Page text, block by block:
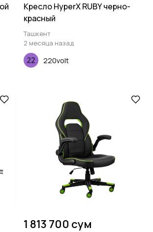
Кресло HyperX RUBY черно-
красный
Ташкент
2 месяца назад
220volt
1 813 700 сум